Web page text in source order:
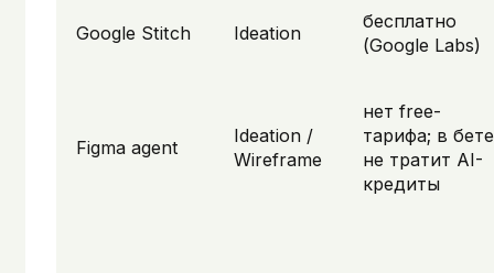
Google Stitch Ideation
бесплатно
(Google Labs)
Figma agent
Ideation /
Wireframe
нет free-
тарифа; в бете
не тратит AI-
кредиты